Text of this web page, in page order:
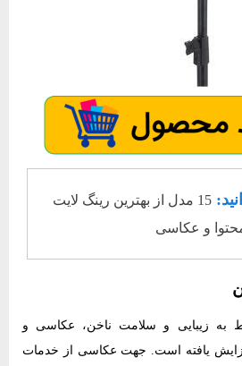
15 مدل از بهترین رینگ لایت
محتوا و عکاسی
به زیبایی و سلامت ناخن، عکاسی و
یافته است. جهت عکاسی از خدمات